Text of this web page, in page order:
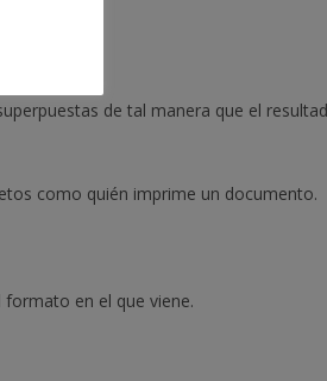
de tal manera que el
como quién imprime un documento.
en el que viene.